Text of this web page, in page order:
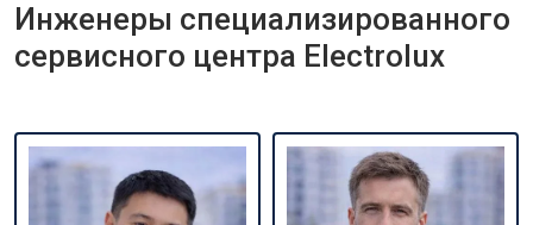
Инженеры специализированного
сервисного центра Electrolux